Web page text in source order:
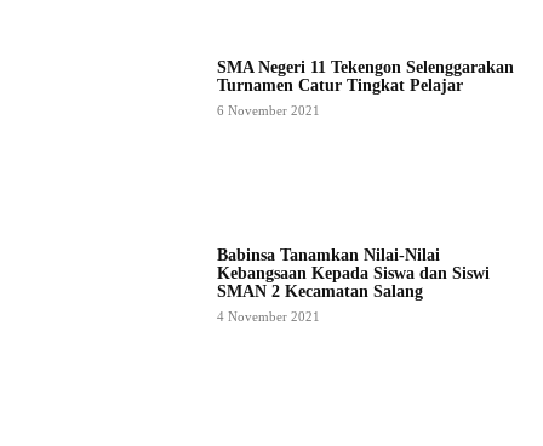
SMA Negeri 11 Tekengon Selenggarakan
Turnamen Catur Tingkat Pelajar
6 November 2021
Babinsa Tanamkan Nilai-Nilai
Kebangsaan Kepada Siswa dan Siswi
SMAN 2 Kecamatan Salang
4 November 2021